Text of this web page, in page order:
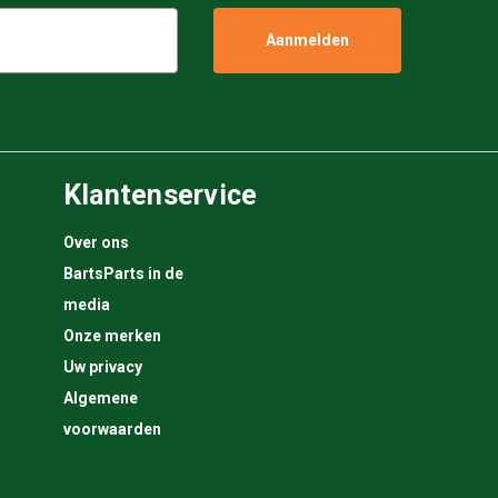
Klantenservice
Over ons
BartsParts in de
media
Onze merken
Uw privacy
Algemene
voorwaarden